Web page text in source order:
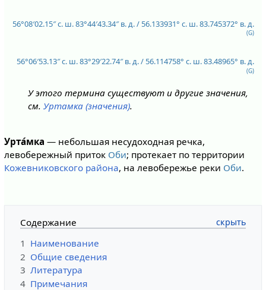
56°08′02.15″ с. ш.83°44′43.34″ в. д./ 56.133931° с. ш.83.745372° в. д.
(G)
56°06′53.13″ с. ш.83°29′22.74″ в. д./ 56.114758° с. ш.83.48965° в. д.
(G)
У этого термина существуют и другие значения,
см. Уртамка (значения).
Урта́мка — небольшая несудоходная речка,
левобережный приток Оби; протекает по территории
Кожевниковского района, на левобережье реки Оби.
Содержание
1 Наименование
2 Общие сведения
3 Литература
4 Примечания